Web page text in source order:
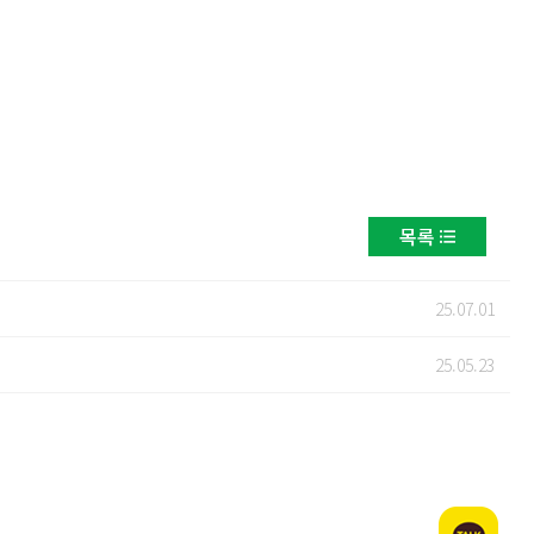
목록
25.07.01
25.05.23